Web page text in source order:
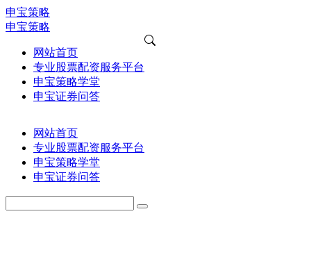
申宝策略
申宝策略
网站首页
专业股票配资服务平台
申宝策略学堂
申宝证券问答
网站首页
专业股票配资服务平台
申宝策略学堂
申宝证券问答